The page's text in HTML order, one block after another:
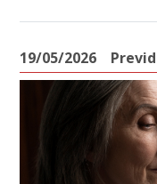
19/05/2026